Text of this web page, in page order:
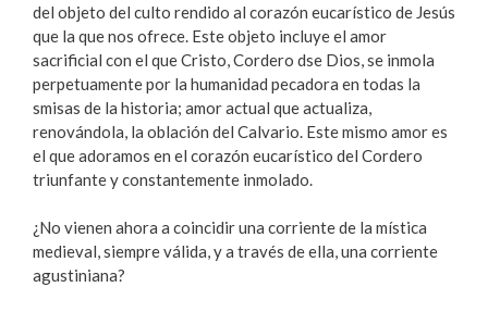
del objeto del culto rendido al corazón eucarístico de Jesús
que la que nos ofrece. Este objeto incluye el amor
sacrificial con el que Cristo, Cordero dse Dios, se inmola
perpetuamente por la humanidad pecadora en todas la
smisas de la historia; amor actual que actualiza,
renovándola, la oblación del Calvario. Este mismo amor es
el que adoramos en el corazón eucarístico del Cordero
triunfante y constantemente inmolado.
¿No vienen ahora a coincidir una corriente de la mística
medieval, siempre válida, y a través de ella, una corriente
agustiniana?